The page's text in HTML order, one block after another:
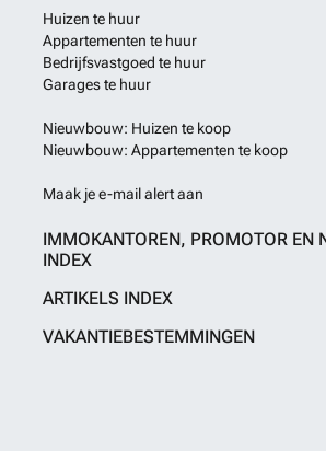
Huizen te huur
Appartementen te huur
Bedrijfsvastgoed te huur
Garages te huur
Nieuwbouw: Huizen te koop
Nieuwbouw: Appartementen te koop
Maak je e-mail alert aan
IMMOKANTOREN, PROMOTOR EN
INDEX
ARTIKELS INDEX
VAKANTIEBESTEMMINGEN